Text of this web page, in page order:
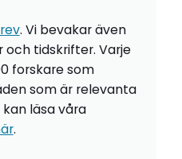
. Vi bevakar även
tidskrifter. Varje
forskare som
som är relevanta
läsa våra
.